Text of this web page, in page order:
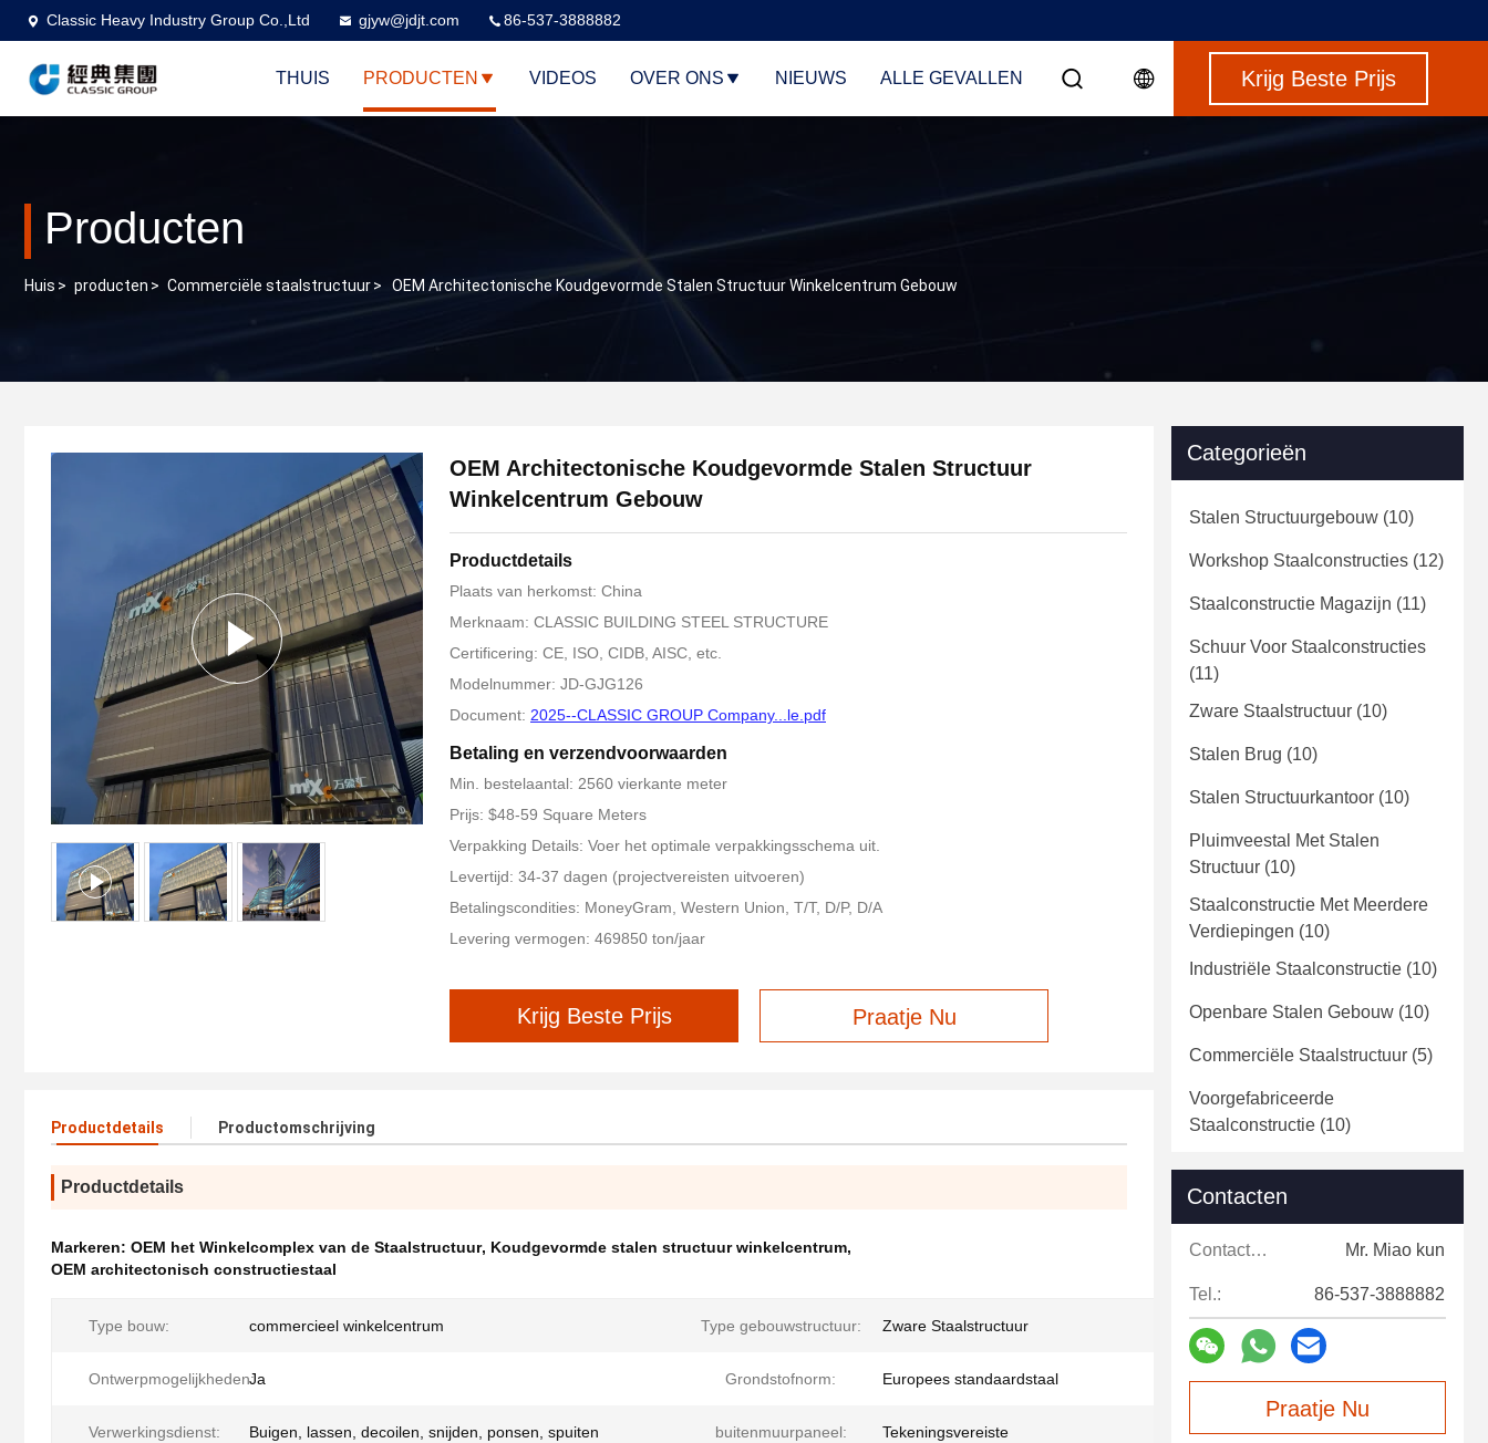
Classic Heavy Industry Group Co.,Ltd gjyw@jdjt.com 86-537-3888882
THUIS PRODUCTEN VIDEOS OVER ONS NIEUWS ALLE GEVALLEN Krijg Beste Prijs
Producten
Huis > producten > Commerciële staalstructuur> OEM Architectonische Koudgevormde Stalen Structuur Winkelcentrum Gebouw
OEM Architectonische Koudgevormde Stalen Structuur
Winkelcentrum Gebouw
Productdetails
Plaats van herkomst: China
Merknaam: CLASSIC BUILDING STEEL STRUCTURE
Certificering: CE, ISO, CIDB, AISC, etc.
Modelnummer: JD-GJG126
Document: 2025--CLASSIC GROUP Company...le.pdf
Betaling en verzendvoorwaarden
Min. bestelaantal: 2560 vierkante meter
Prijs: $48-59 Square Meters
Verpakking Details: Voer het optimale verpakkingsschema uit.
Levertijd: 34-37 dagen (projectvereisten uitvoeren)
Betalingscondities: MoneyGram, Western Union, T/T, D/P, D/A
Levering vermogen: 469850 ton/jaar
Krijg Beste Prijs Praatje Nu
Productdetails Productomschrijving
Productdetails
Markeren: OEM het Winkelcomplex van de Staalstructuur, Koudgevormde stalen structuur winkelcentrum,
OEM architectonisch constructiestaal
Type bouw: commercieel winkelcentrum Type gebouwstructuur: Zware Staalstructuur
Ontwerpmogelijkheden:Ja Grondstofnorm: Europees standaardstaal
Verwerkingsdienst: Buigen, lassen, decoilen, snijden, ponsen, spuiten buitenmuurpaneel: Tekeningsvereiste
Categorieën
Stalen Structuurgebouw (10)
Workshop Staalconstructies (12)
Staalconstructie Magazijn (11)
Schuur Voor Staalconstructies
(11)
Zware Staalstructuur (10)
Stalen Brug (10)
Stalen Structuurkantoor (10)
Pluimveestal Met Stalen
Structuur (10)
Staalconstructie Met Meerdere
Verdiepingen (10)
Industriële Staalconstructie (10)
Openbare Stalen Gebouw (10)
Commerciële Staalstructuur (5)
Voorgefabriceerde
Staalconstructie (10)
Contacten
Contacten: Mr. Miao kun
Tel.: 86-537-3888882
Praatje Nu